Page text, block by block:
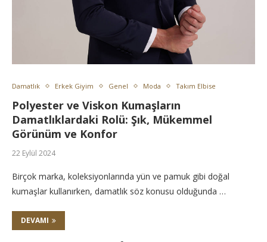
Damatlık Erkek Giyim Genel Moda Takım Elbise
Polyester ve Viskon Kumaşların
Damatlıklardaki Rolü: Şık, Mükemmel
Görünüm ve Konfor
22 Eylül 2024
Birçok marka, koleksiyonlarında yün ve pamuk gibi doğal
kumaşlar kullanırken, damatlık söz konusu olduğunda …
DEVAMI